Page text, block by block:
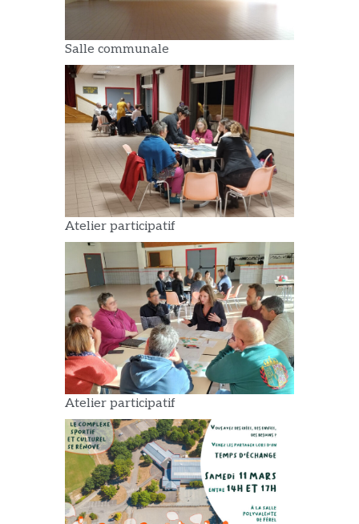
Salle communale
Atelier participatif
Atelier participatif